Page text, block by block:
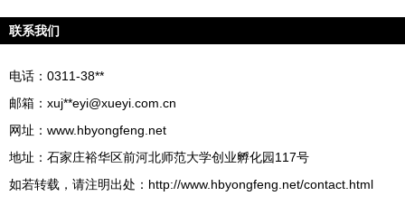
联系我们
电话：0311-38**
邮箱：xuj**eyi@xueyi.com.cn
网址： www.hbyongfeng.net
地址：石家庄裕华区前河北师范大学创业孵化园117号
如若转载，请注明出处：http://www.hbyongfeng.net/contact.html